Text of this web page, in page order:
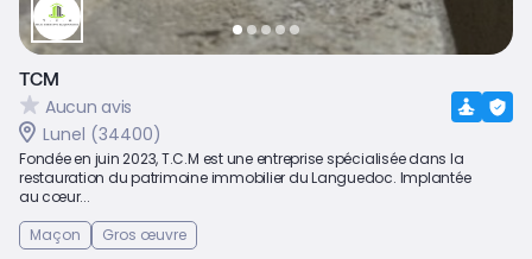
TCM
Aucun avis
Lunel (34400)
Fondée en juin 2023, T.C.M est une entreprise spécialisée dans la
restauration du patrimoine immobilier du Languedoc. Implantée
au cœur...
Maçon
Gros œuvre